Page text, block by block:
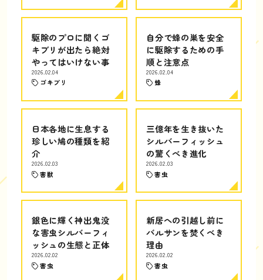
駆除のプロに聞くゴ
キブリが出たら絶対
やってはいけない事
2026.02.04
ゴキブリ
自分で蜂の巣を安全
に駆除するための手
順と注意点
2026.02.04
蜂
日本各地に生息する
珍しい鳩の種類を紹
介
2026.02.03
害獣
三億年を生き抜いた
シルバーフィッシュ
の驚くべき進化
2026.02.03
害虫
銀色に輝く神出鬼没
な害虫シルバーフィ
ッシュの生態と正体
2026.02.02
害虫
新居への引越し前に
バルサンを焚くべき
理由
2026.02.02
害虫